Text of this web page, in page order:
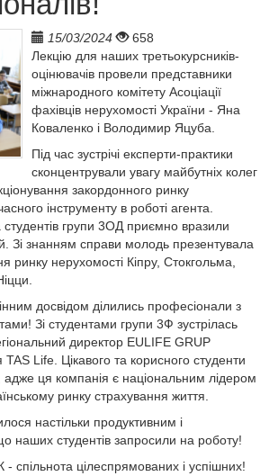
15/03/2024
658
Лекцію для наших третьокурсників-
оцінювачів провели представники
міжнародного комітету Асоціації
фахівців нерухомості України - Яна
Коваленко і Володимир Яцуба.
Під час зустрічі експерти-практики
сконцентрували увагу майбутніх колег
закордонного ринку
інструменту в роботі агента.
студентів групи 3ОД приємно вразили
Зі знанням справи молодь презентувала
ринку нерухомості Кіпру, Стокгольма,
досвідом ділились професіонали з
Зі студентами групи 3Ф зустрілась
директор EULIFE GRUP
TAS Life. Цікавого та корисного студенти
адже ця компанія є національним лідером
ринку страхування життя.
настільки продуктивним і
наших студентів запросили на роботу!
спільнота цілеспрямованих і успішних!